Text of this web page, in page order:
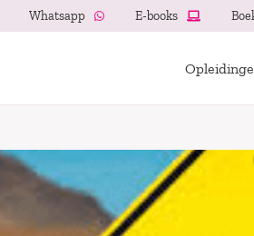
Whatsapp E-books